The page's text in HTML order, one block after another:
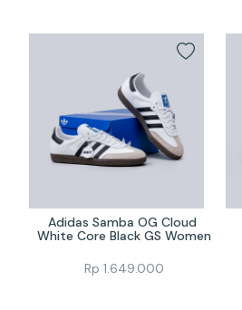
Adidas Samba OG Cloud
White Core Black GS Women
Rp 1.649.000